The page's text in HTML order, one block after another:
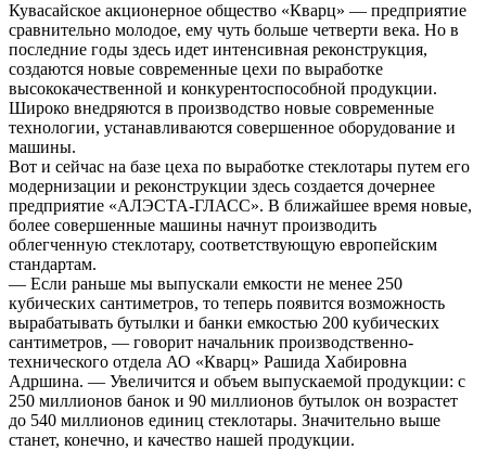
Кувасайское акционерное общество «Кварц» — предприятие
сравнительно молодое, ему чуть больше четверти века. Но в
последние годы здесь идет интенсивная реконструкция,
создаются новые современные цехи по выработке
высококачественной и конкурентоспособной продукции.
Широко внедряются в производство новые современные
технологии, устанавливаются совершенное оборудование и
машины.
Вот и сейчас на базе цеха по выработке стеклотары путем его
модернизации и реконструкции здесь создается дочернее
предприятие «АЛЭСТА-ГЛАСС». В ближайшее время новые,
более совершенные машины начнут производить
облегченную стеклотару, соответствующую европейским
стандартам.
— Если раньше мы выпускали емкости не менее 250
кубических сантиметров, то теперь появится возможность
вырабатывать бутылки и банки емкостью 200 кубических
сантиметров, — говорит начальник производственно-
технического отдела АО «Кварц» Рашида Хабировна
Адршина. — Увеличится и объем выпускаемой продукции: с
250 миллионов банок и 90 миллионов бутылок он возрастет
до 540 миллионов единиц стеклотары. Значительно выше
станет, конечно, и качество нашей продукции.